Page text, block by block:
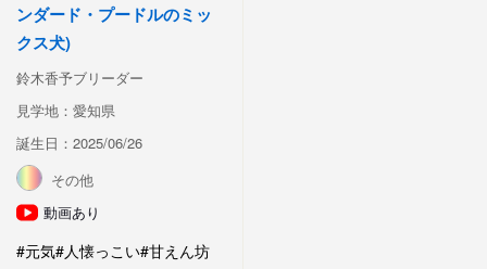
ンダード・プードルのミッ
クス犬)
鈴木香予ブリーダー
見学地：愛知県
誕生日：2025/06/26
その他
動画あり
#元気#人懐っこい#甘えん坊